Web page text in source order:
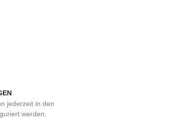
jederzeit in den
werden.